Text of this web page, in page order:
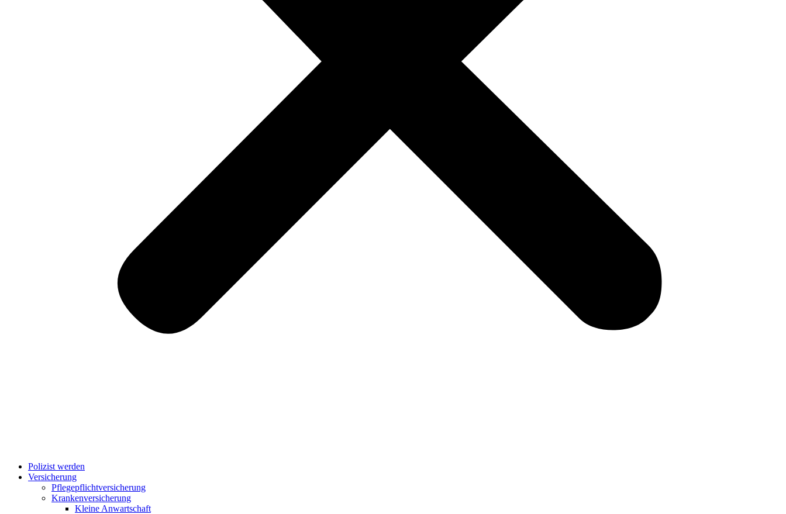
Polizist werden
Versicherung
Pflegepflichtversicherung
Krankenversicherung
Kleine Anwartschaft